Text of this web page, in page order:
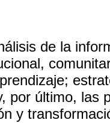
de la
por último, las
y